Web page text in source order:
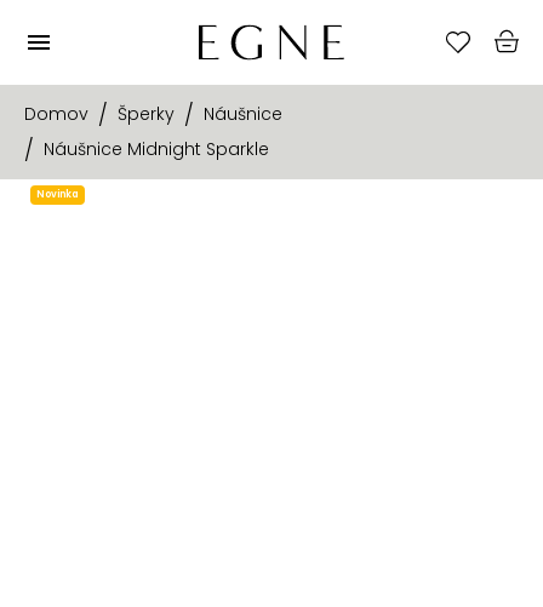
Domov Šperky
Náušnice
Náušnice Midnight Sparkle
Novinka